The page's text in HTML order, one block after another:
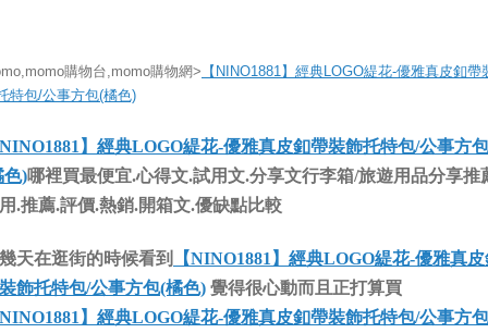
購物台,momo購物網> 【NINO1881】經典LOGO緹花-優雅真皮釦帶
特包/公事方包(橘色)
NINO1881】經典LOGO緹花-優雅真皮釦帶裝飾托特包/公事方
色)哪裡買最便宜.心得文.試用文.分享文行李箱/旅遊用品分享推
.推薦.評價.熱銷.開箱文.優缺點比較
天在逛街的時候看到
【NINO1881】經典LOGO緹花-優雅真
飾托特包/公事方包(橘色) 覺得很心動而且正打算買
NINO1881】經典LOGO緹花-優雅真皮釦帶裝飾托特包/公事方